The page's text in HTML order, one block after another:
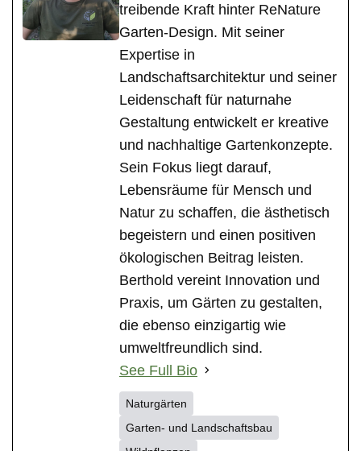
treibende Kraft hinter ReNature
Garten-Design. Mit seiner
Expertise in
Landschaftsarchitektur und seiner
Leidenschaft für naturnahe
Gestaltung entwickelt er kreative
und nachhaltige Gartenkonzepte.
Sein Fokus liegt darauf,
Lebensräume für Mensch und
Natur zu schaffen, die ästhetisch
begeistern und einen positiven
ökologischen Beitrag leisten.
Berthold vereint Innovation und
Praxis, um Gärten zu gestalten,
die ebenso einzigartig wie
umweltfreundlich sind.
See Full Bio
Naturgärten
Garten- und Landschaftsbau